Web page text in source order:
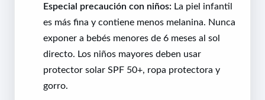
Especial precaución con niños: La piel infantil
es más fina y contiene menos melanina. Nunca
exponer a bebés menores de 6 meses al sol
directo. Los niños mayores deben usar
protector solar SPF 50+, ropa protectora y
gorro.